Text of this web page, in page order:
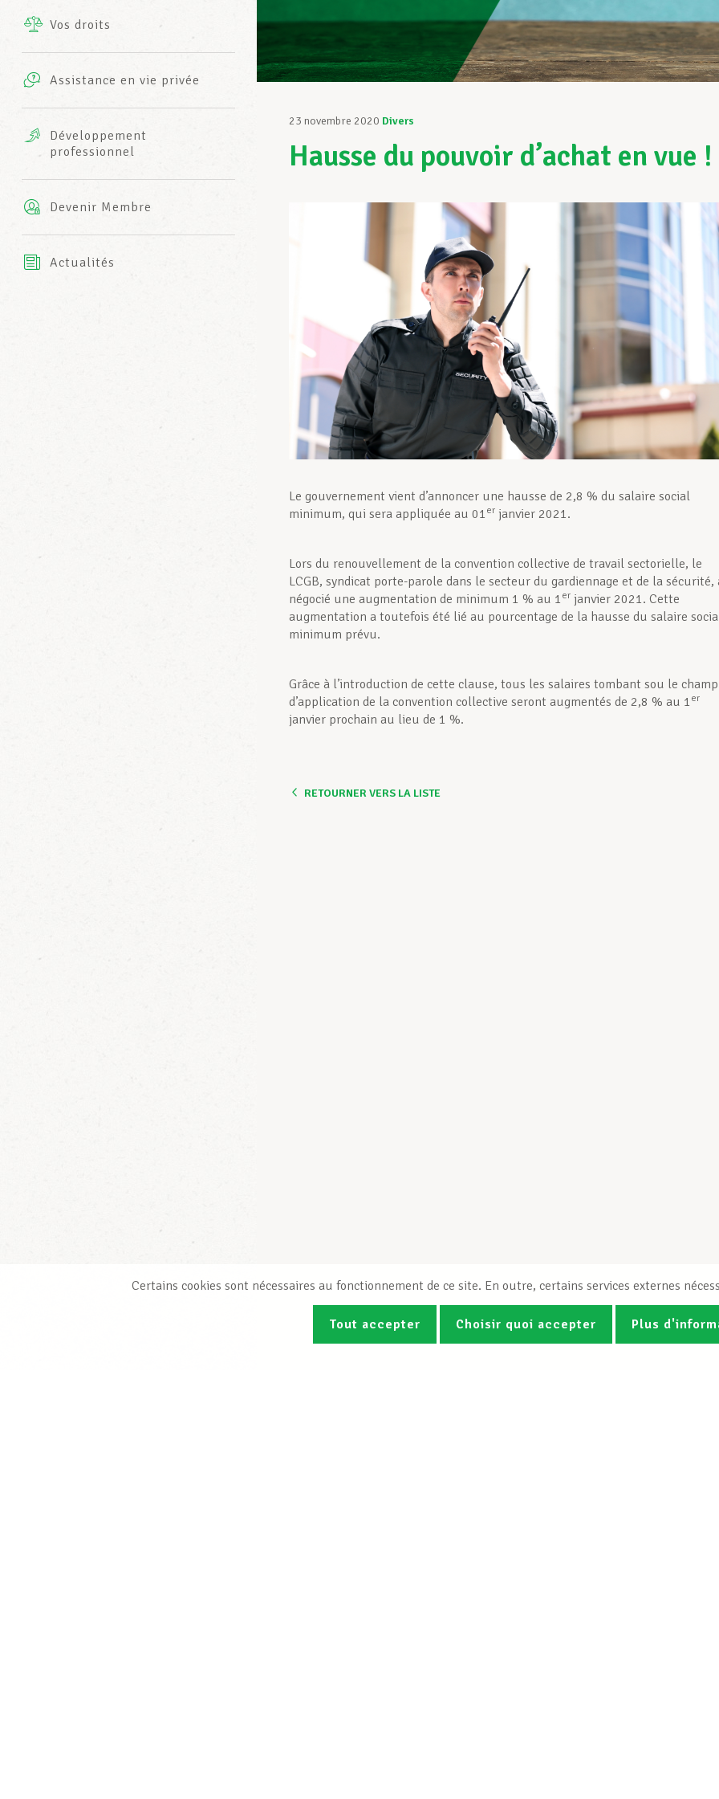
INFO-CENTER
Vos droits
Assistance en vie privée
complémentaires
AXA
Développement
professionnel
Devenir Membre
Actualités
23 novembre 2020 Divers
Hausse du pouvoir d’achat en vue !
Le gouvernement vient d’annoncer une hausse de 2,8 % du salaire social
minimum, qui sera appliquée au 01 er janvier 2021.
Lors du renouvellement de la convention collective de travail sectorielle, le
LCGB, syndicat porte-parole dans le secteur du gardiennage et de la sécurité,
négocié une augmentation de minimum 1 % au 1 er janvier 2021. Cette
augmentation a toutefois été lié au pourcentage de la hausse du salaire
minimum prévu.
Grâce à l’introduction de cette clause, tous les salaires tombant sou le champ
d’application de la convention collective seront augmentés de 2,8 % au 1 er
janvier prochain au lieu de 1 %.
RETOURNER VERS LA LISTE
Certains cookies sont nécessaires au fonctionnement de ce site. En outre, certains services externes
Tout accepter Choisir quoi accepter Plus